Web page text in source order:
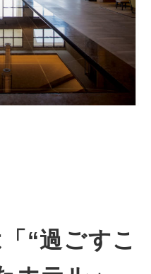
“過ごすこ